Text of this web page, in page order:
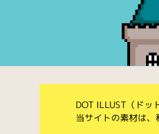
DOT ILLUST（ドッ
当サイトの素材は